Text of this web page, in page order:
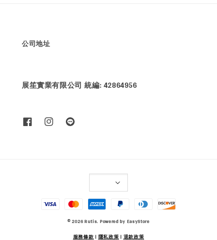
公司地址
展笙實業有限公司 統編: 42864956
© 2026 Rutis. Powered by EasyStore
服務條款| 隱私政策| 退款政策